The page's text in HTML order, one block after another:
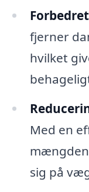
fjerner
hvilket
Med en
sig på